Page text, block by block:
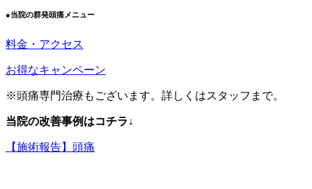
●当院の群発頭痛メニュー
料金・アクセス
お得なキャンペーン
※頭痛専門治療もございます。詳しくはスタッフまで。
当院の改善事例はコチラ↓
【施術報告】頭痛